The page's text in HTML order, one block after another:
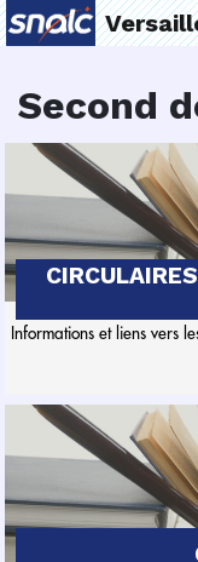
Second
Informations et liens vers